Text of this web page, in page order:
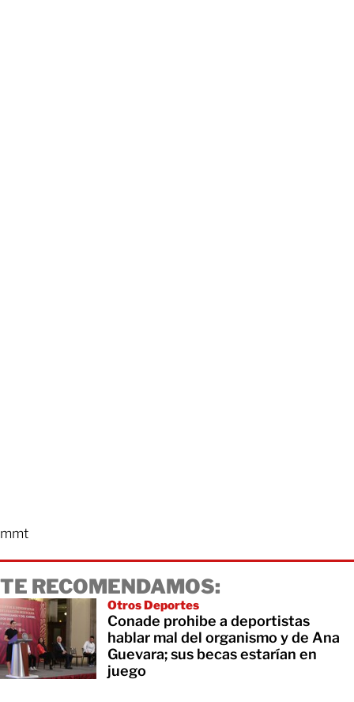
mmt
TE RECOMENDAMOS:
Otros Deportes
Conade prohibe a deportistas
hablar mal del organismo y de Ana
Guevara; sus becas estarían en
juego